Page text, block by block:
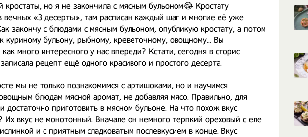
кростаты, но я не закончила с мясным бульоном😂 Кростату
вечных «3 десерты», там расписан каждый шаг и многие её уже
закончу с блюдами с мясным бульоном, опубликую кростату, а потом
куриному бульону, рыбному, креветочному, овощному... Вы
много интересного у нас впереди? Кстати, сегодня в сторис
рецепт ещё одного красивого и простого десерта.
мы не только познакомимся с артишоками, но и научимся
блюдам мясной аромат, не добавляя мясо. Правильно, для
достаточно приготовить в мясном бульоне. На что похож вкус
Их вкус не монотонный. Вначале он немного терпкий ореховый с еле
и с приятным сладковатым послевкусием в конце. Вкус